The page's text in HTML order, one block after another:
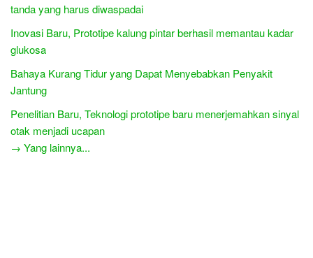
tanda yang harus diwaspadai
Inovasi Baru, Prototipe kalung pintar berhasil memantau kadar
glukosa
Bahaya Kurang Tidur yang Dapat Menyebabkan Penyakit
Jantung
Penelitian Baru, Teknologi prototipe baru menerjemahkan sinyal
otak menjadi ucapan
→ Yang lainnya...